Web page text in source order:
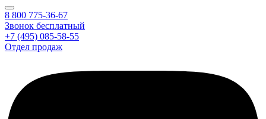
8 800 775-36-67
Звонок бесплатный
+7 (495) 085-58-55
Отдел продаж